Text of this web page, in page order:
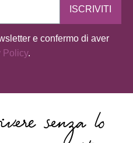
ISCRIVITI
e confermo di aver
Policy.
senza lo